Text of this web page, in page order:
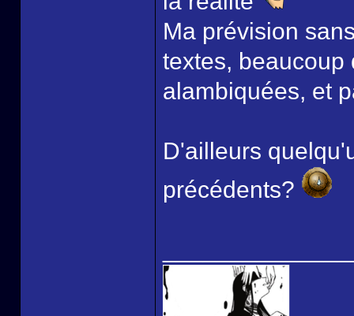
Ma prévision
textes, beaucoup
alambiquées, et
D'ailleurs
précédents?